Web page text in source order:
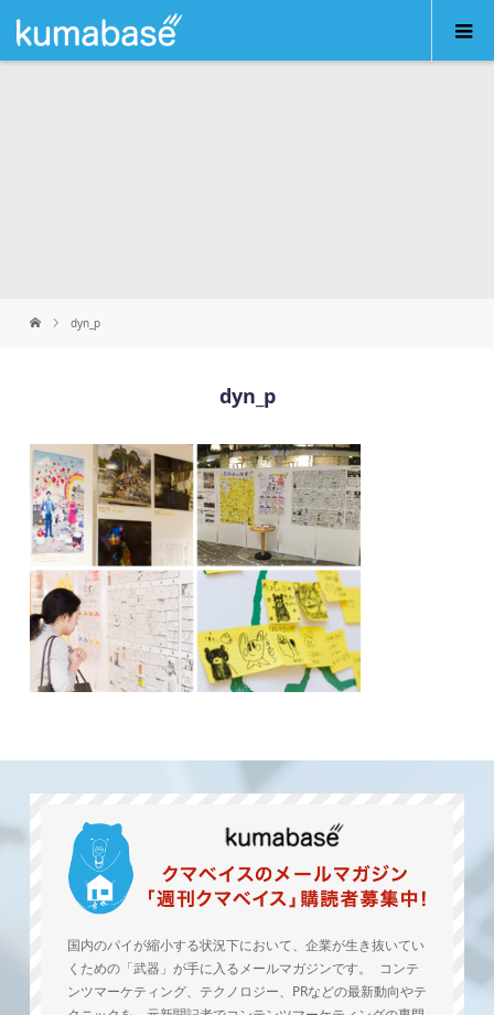
dyn_p
dyn_p
国内のパイが縮小する状況下において、企業が生き抜いてい
くための「武器」が手に入るメールマガジンです。 コンテ
ンツマーケティング、テクノロジー、PRなどの最新動向やテ